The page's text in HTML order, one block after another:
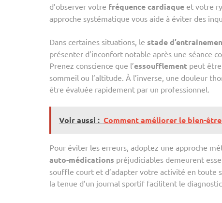
d’observer votre fréquence cardiaque et votre
approche systématique vous aide à éviter des
Dans certaines situations, le stade
présenter d’inconfort notable après une séance
Prenez conscience que l’essoufflement peut
sommeil ou l’altitude. À l’inverse, une douleur
être évaluée rapidement par un professionnel.
Voir aussi : Comment améliorer le bien-
Pour éviter les erreurs, adoptez une approche
auto-médications préjudiciables demeurent
souffle court et d’adapter votre activité en toute
la tenue d’un journal sportif facilitent le